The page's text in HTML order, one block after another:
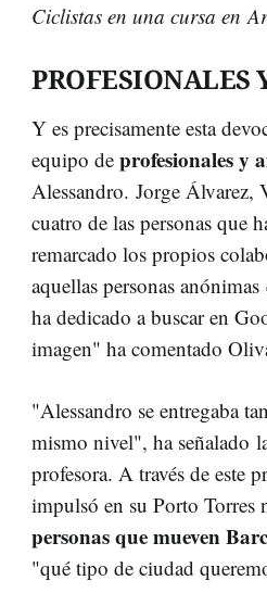
Ciclistas en una cursa en
PROFESIONALES
Y es precisamente esta
equipo de profesionales y
Alessandro. Jorge
cuatro de las personas que
remarcado los propios
aquellas personas
ha dedicado a buscar en
imagen" ha comentado
"Alessandro se entregaba
mismo nivel", ha señalado
profesora. A través de este
impulsó en su Porto Torres
personas que mueven
"qué tipo de ciudad